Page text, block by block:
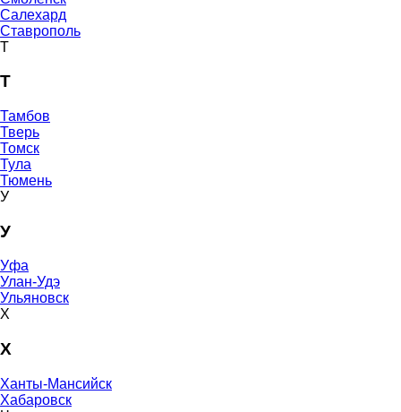
Салехард
Ставрополь
Т
Т
Тамбов
Тверь
Томск
Тула
Тюмень
У
У
Уфа
Улан-Удэ
Ульяновск
Х
Х
Ханты-Мансийск
Хабаровск